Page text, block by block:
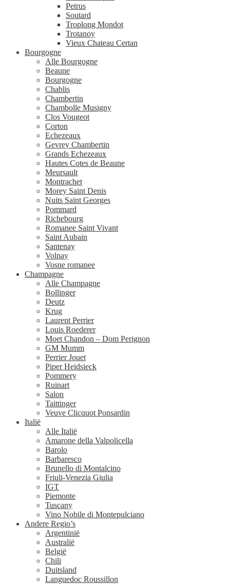
Petrus
Soutard
Troplong Mondot
Trotanoy
Vieux Chateau Certan
Bourgogne
Alle Bourgogne
Beaune
Bourgogne
Chablis
Chambertin
Chambolle Musigny
Clos Vougeot
Corton
Echezeaux
Gevrey Chambertin
Grands Echezeaux
Hautes Cotes de Beaune
Meursault
Montrachet
Morey Saint Denis
Nuits Saint Georges
Pommard
Richebourg
Romanee Saint Vivant
Saint Aubain
Santenay
Volnay
Vosne romanee
Champagne
Alle Champagne
Bollinger
Deutz
Krug
Laurent Perrier
Louis Roederer
Moet Chandon – Dom Perignon
GM Mumm
Perrier Jouet
Piper Heidsieck
Pommery
Ruinart
Salon
Taittinger
Veuve Clicquot Ponsardin
Italië
Alle Italië
Amarone della Valpolicella
Barolo
Barbaresco
Brunello di Montalcino
Friuli-Venezia Giulia
IGT
Piemonte
Tuscany
Vino Nobile di Montepulciano
Andere Regio’s
Argentinië
Australië
België
Chili
Duitsland
Languedoc Roussillon